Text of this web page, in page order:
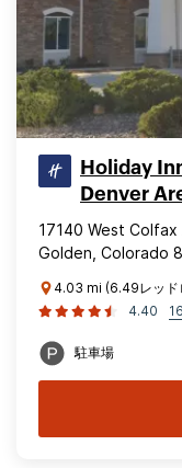
Holiday
Denver
17140 West Colfax
Golden, Colorado
4.03 mi (6.49レッド
4.40
駐車場